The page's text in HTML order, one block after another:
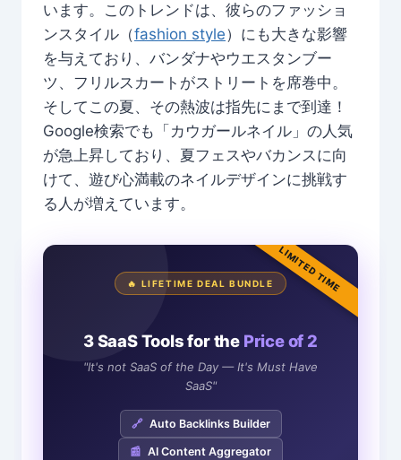
います。このトレンドは、彼らのファッショ
ンスタイル（fashion style）にも大きな影響
を与えており、バンダナやウエスタンブー
ツ、フリルスカートがストリートを席巻中。
そしてこの夏、その熱波は指先にまで到達！
Google検索でも「カウガールネイル」の人気
が急上昇しており、夏フェスやバカンスに向
けて、遊び心満載のネイルデザインに挑戦す
る人が増えています。
LIMITED TIME
🔥 LIFETIME DEAL BUNDLE
3 SaaS Tools for the Price of 2
"It's not SaaS of the Day — It's Must Have
SaaS"
🔗 Auto Backlinks Builder
📰 AI Content Aggregator